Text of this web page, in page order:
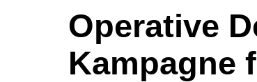
Operative
Kampagne